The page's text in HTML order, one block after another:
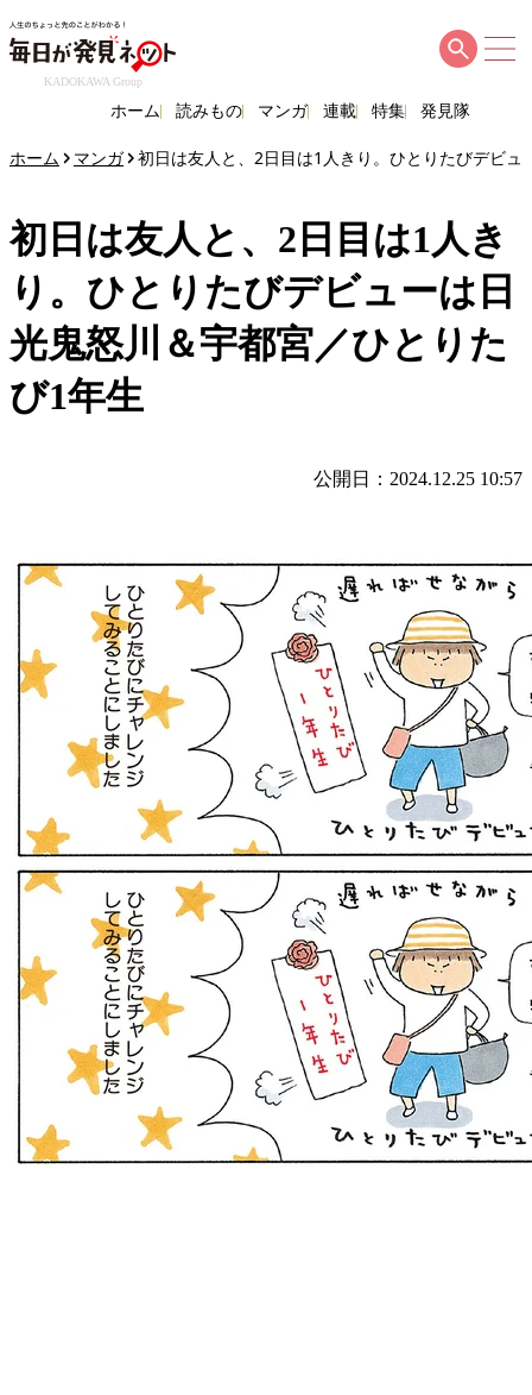
KADOKAWA Group
ホーム 読みもの マンガ 連載 特集 発見隊
ホーム マンガ 初日は友人と、2日目は1人きり。ひとりたびデビ
初日は友人と、2日目は1人き
り。ひとりたびデビューは日
光鬼怒川＆宇都宮／ひとりた
び1年生
公開日：2024.12.25 10:57